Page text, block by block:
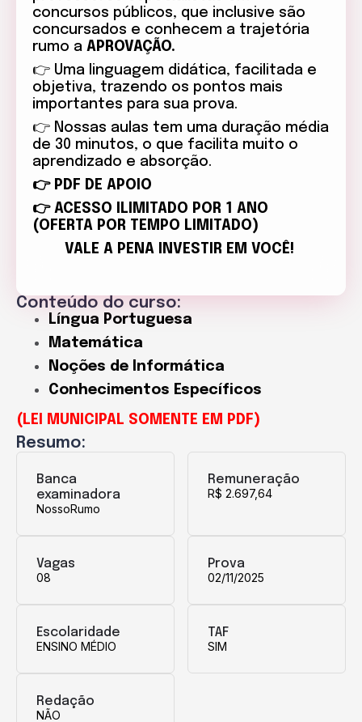
concursos públicos, que inclusive são
concursados e conhecem a trajetória
rumo a APROVAÇÃO.
👉 Uma linguagem didática, facilitada e
objetiva, trazendo os pontos mais
importantes para sua prova.
👉 Nossas aulas tem uma duração média
de 30 minutos, o que facilita muito o
aprendizado e absorção.
👉 PDF DE APOIO
👉 ACESSO ILIMITADO POR 1 ANO
(OFERTA POR TEMPO LIMITADO)
VALE A PENA INVESTIR EM VOCÊ!
Conteúdo do curso:
Língua Portuguesa
Matemática
Noções de Informática
Conhecimentos Específicos
(LEI MUNICIPAL SOMENTE EM PDF)
Resumo:
Banca
examinadora
NossoRumo
Remuneração
R$ 2.697,64
Vagas
08
Prova
02/11/2025
Escolaridade
ENSINO MÉDIO
TAF
SIM
Redação
NÃO